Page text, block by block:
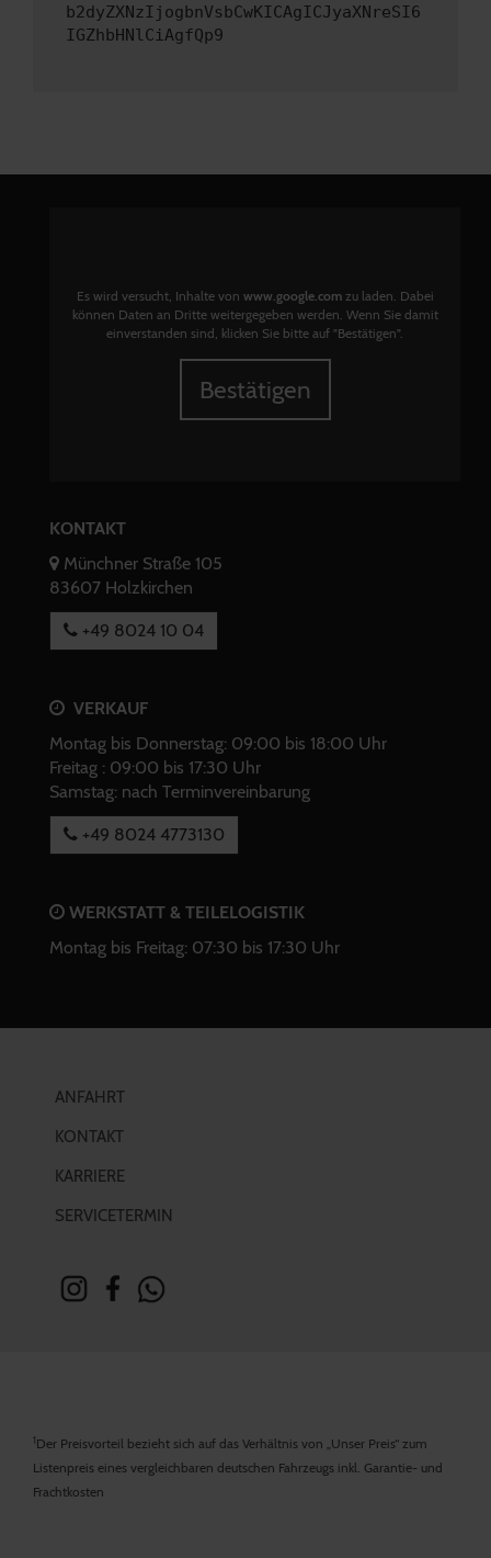
b2dyZXNzIjogbnVsbCwKICAgICJyaXNreSI6
IGZhbHNlCiAgfQp9
Es wird versucht, Inhalte von www.google.comzu laden. Dabei
können Daten an Dritte weitergegeben werden. Wenn Sie damit
einverstanden sind, klicken Sie bitte auf "Bestätigen".
Bestätigen
KONTAKT
Münchner Straße 105
83607 Holzkirchen
+49 8024 10 04
VERKAUF
Montag bis Donnerstag: 09:00 bis 18:00 Uhr
Freitag : 09:00 bis 17:30 Uhr
Samstag: nach Terminvereinbarung
+49 8024 4773130
WERKSTATT & TEILELOGISTIK
Montag bis Freitag: 07:30 bis 17:30 Uhr
ANFAHRT
KONTAKT
KARRIERE
SERVICETERMIN
1Der Preisvorteil bezieht sich auf das Verhältnis von „Unser Preis“ zum
Listenpreis eines vergleichbaren deutschen Fahrzeugs inkl. Garantie- und
Frachtkosten